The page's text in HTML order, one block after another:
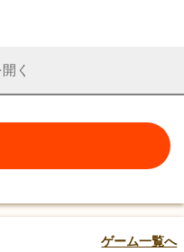
ゲーム一覧へ